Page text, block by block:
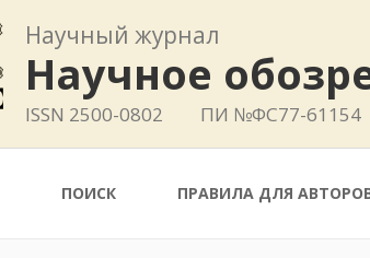
Научный журнал
Научное
ISSN 2500-0802 ПИ №ФС77-61154
ПОИСК ПРАВИЛА ДЛЯ